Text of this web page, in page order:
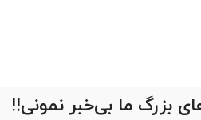
بزرگ ما بی‌خبر نمونی!!